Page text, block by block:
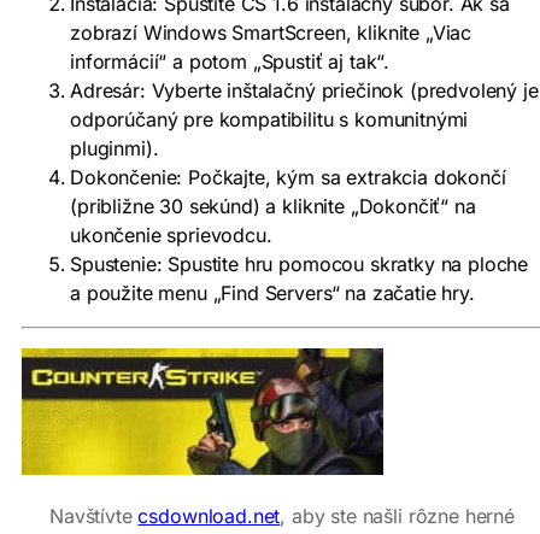
zobrazí Windows SmartScreen, kliknite „Viac
informácií“ a potom „Spustiť aj tak“.
Adresár: Vyberte inštalačný priečinok (predvolený je
odporúčaný pre kompatibilitu s komunitnými
pluginmi).
Dokončenie: Počkajte, kým sa extrakcia dokončí
(približne 30 sekúnd) a kliknite „Dokončiť“ na
ukončenie sprievodcu.
Spustenie: Spustite hru pomocou skratky na ploche
a použite menu „Find Servers“ na začatie hry.
Navštívtecsdownload.net, aby ste našli rôzne herné